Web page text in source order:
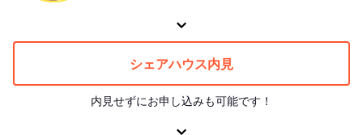
シェアハウス内見
内見せずにお申し込みも可能です！